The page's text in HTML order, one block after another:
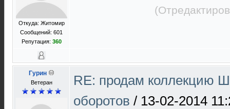
Откуда: Житомир
Сообщений: 601
Репутация: 360
Гурин
Ветеран
RE: продам коллекцию
оборотов / 13-02-2014